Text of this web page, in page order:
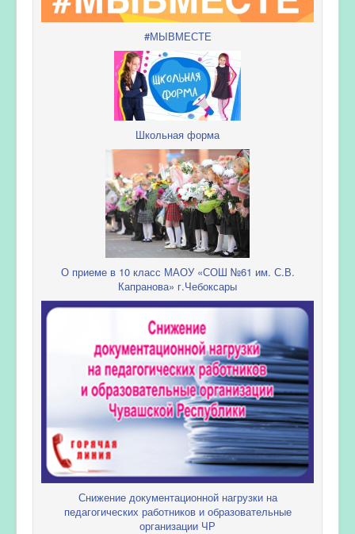
#МЫВМЕСТЕ
Школьная форма
О приеме в 10 класс МАОУ «СОШ №61 им. С.В.
Капранова» г.Чебоксары
Снижение документационной нагрузки на
педагогических работников и образовательные
организации ЧР